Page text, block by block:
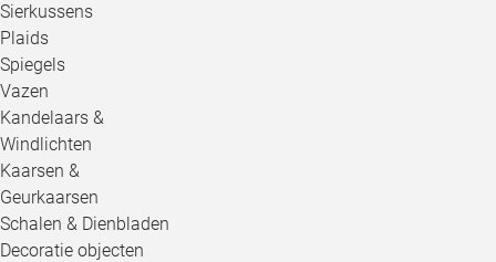
Sierkussens
Plaids
Spiegels
Vazen
Kandelaars &
Windlichten
Kaarsen &
Geurkaarsen
Schalen & Dienbladen
Decoratie objecten